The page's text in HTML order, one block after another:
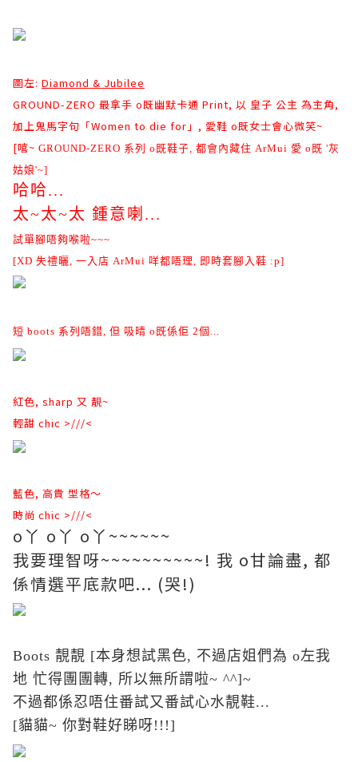
圖左: Diamond & Jubilee
GROUND-ZERO 最拿手 o既幽默卡通 Print, 以 皇子 公主 為主角,
加上鬼馬字句「Women to die for 」, 愛鞋 o既女士會心微笑~
[嘻~ GROUND-ZERO 系列 o既鞋子, 都會內藏住 ArMui 愛 o既 '灰
姑娘'~]
哈哈...
太~太~太 鍾意喇...
試單腳唔夠喉啦~~~
[XD 失禮曬, 一入店 ArMui 咩都唔理, 即時套腳入鞋 :p]
短 boots 系列唔錯, 但 吸晴 o既係佢 2個...
紅色, sharp 又 靚~
輕甜 chic >///<
藍色, 高貴 型格～
時尚 chic >///<
o丫 o丫 o丫~~~~~~
我要理智呀~~~~~~~~~~! 我 o甘論盡, 都
係情選平底款吧... (哭!)
Boots 靚靚 [本身想試黑色, 不過店姐們為 o左我
地 忙得團團轉, 所以無所謂啦~ ^^]~
不過都係忍唔住番試又番試心水靚鞋...
[貓貓~ 你對鞋好睇呀!!!]